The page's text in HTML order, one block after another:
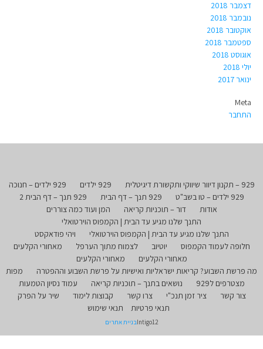
דצמבר 2018
נובמבר 2018
אוקטובר 2018
ספטמבר 2018
אוגוסט 2018
יולי 2018
ינואר 2017
Meta
התחבר
929 – תקנון דיוור שיווקי ותקשורת דיגיטלית 929 ילדים
929 ילדים – חנוכה
929 ילדים – טו בשב"ט
929 תנך – דף הבית
929 תנך – דף הבית 2
אודות
דור – תוכניות קריאה
המן ועוד כמה צוררים
התנך שלנו מגיע עד הבית | הקמפוס הוירטואלי
התנך שלנו מגיע עד הבית | הקמפוס הוירטואלי
ויהי פודאקסט
חלופה לעמוד הקמפוס
יוטיוב לצמוח מתוך הערפל
מאחורי הקלעים
מאחורי הקלעים
מאחורי הקלעים
מה פרשת השבוע? קריאות ישראליות ואישיות על פרשת השבוע וההפטרה
מפות
מצטרפים ל929
נושאים בתנך – תוכניות קריאה
עמוד נסיון הטמעות
צור קשר
ציר זמן תנכ"י צרו קשר קבוצות לימוד
שיר על הפרק
תנאי פרטיות
תנאי שימוש
Intigo12בניית אתרים